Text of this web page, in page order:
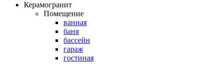
Керамогранит
Помещение
ванная
баня
бассейн
гараж
гостиная